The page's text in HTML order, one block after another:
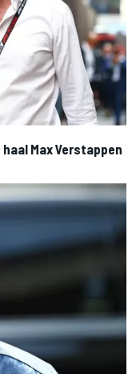
Max Verstappen